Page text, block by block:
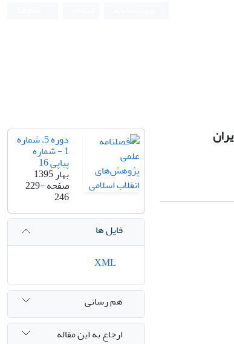
دوره 5، شماره
1 - شماره
پیاپی 16
بهار 1395
صفحه229-
246
فایل ها
هم رسانی
ارجاع به این مقاله